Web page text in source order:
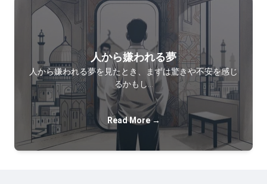
人から嫌われる夢
人から嫌われる夢を見たとき、まずは驚きや不安を感じ
るかもし…
Read More →